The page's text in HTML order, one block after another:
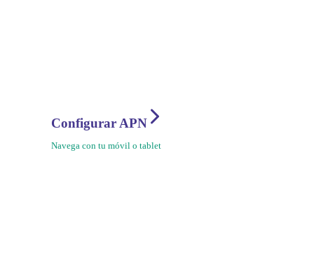
Configurar APN
Navega con tu móvil o tablet